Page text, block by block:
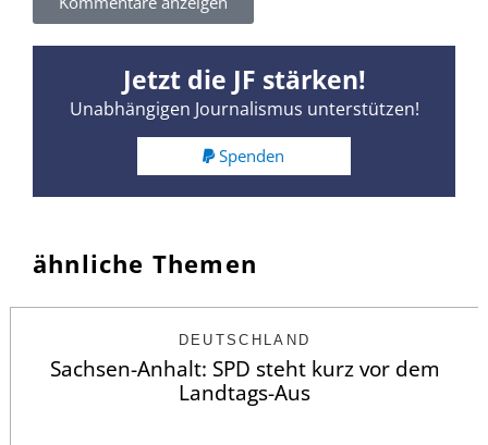
Jetzt die JF stärken!
Unabhängigen Journalismus unterstützen!
Spenden
ähnliche Themen
DEUTSCHLAND
Sachsen-Anhalt: SPD steht kurz vor dem
Landtags-Aus